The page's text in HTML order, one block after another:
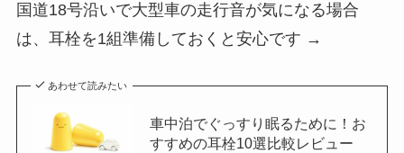
国道18号沿いで大型車の走行音が気になる場合
は、耳栓を1組準備しておくと安心です →
あわせて読みたい
車中泊でぐっすり眠るために！お
すすめの耳栓10選比較レビュー